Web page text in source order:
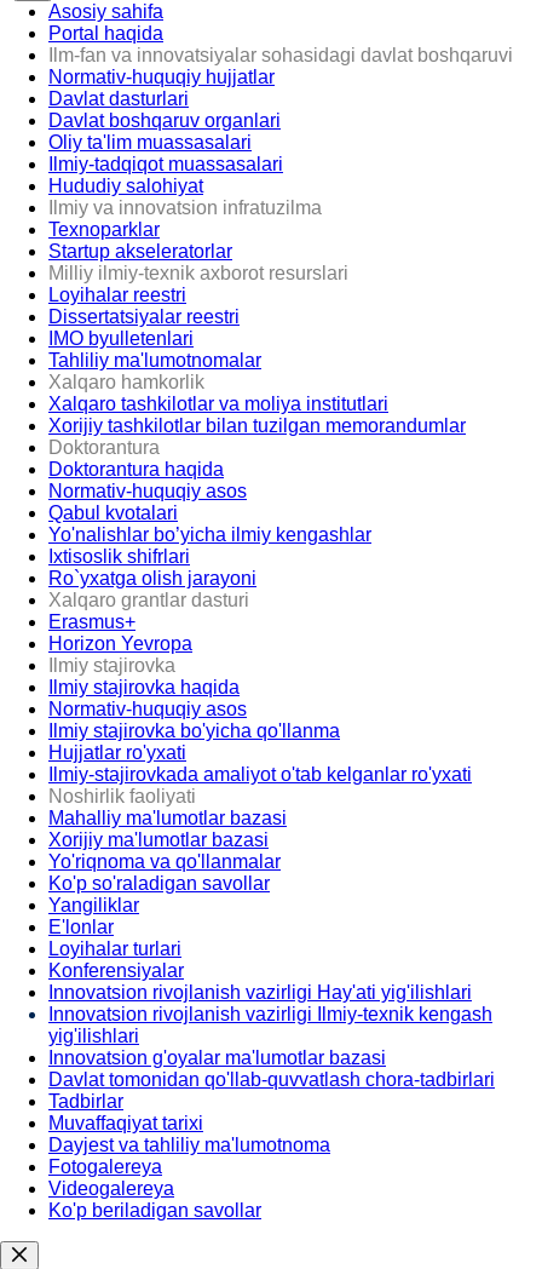
Asosiy sahifa
Portal haqida
Ilm-fan va innovatsiyalar sohasidagi davlat boshqaruvi
Normativ-huquqiy hujjatlar
Davlat dasturlari
Davlat boshqaruv organlari
Oliy ta'lim muassasalari
Ilmiy-tadqiqot muassasalari
Hududiy salohiyat
Ilmiy va innovatsion infratuzilma
Texnoparklar
Startup akseleratorlar
Milliy ilmiy-texnik axborot resurslari
Loyihalar reestri
Dissertatsiyalar reestri
IMO byulletenlari
Tahliliy ma'lumotnomalar
Xalqaro hamkorlik
Xalqaro tashkilotlar va moliya institutlari
Xorijiy tashkilotlar bilan tuzilgan memorandumlar
Doktorantura
Doktorantura haqida
Normativ-huquqiy asos
Qabul kvotalari
Yo'nalishlar bo’yicha ilmiy kengashlar
Ixtisoslik shifrlari
Ro`yxatga olish jarayoni
Xalqaro grantlar dasturi
Erasmus+
Horizon Yevropa
Ilmiy stajirovka
Ilmiy stajirovka haqida
Normativ-huquqiy asos
Ilmiy stajirovka bo'yicha qo'llanma
Hujjatlar ro'yxati
Ilmiy-stajirovkada amaliyot o'tab kelganlar ro'yxati
Noshirlik faoliyati
Mahalliy ma'lumotlar bazasi
Xorijiy ma'lumotlar bazasi
Yo'riqnoma va qo'llanmalar
Ko'p so'raladigan savollar
Yangiliklar
E'lonlar
Loyihalar turlari
Konferensiyalar
Innovatsion rivojlanish vazirligi Hay'ati yig'ilishlari
Innovatsion rivojlanish vazirligi Ilmiy-texnik kengash
yig'ilishlari
Innovatsion g'oyalar ma'lumotlar bazasi
Davlat tomonidan qo'llab-quvvatlash chora-tadbirlari
Tadbirlar
Muvaffaqiyat tarixi
Dayjest va tahliliy ma'lumotnoma
Fotogalereya
Videogalereya
Ko'p beriladigan savollar